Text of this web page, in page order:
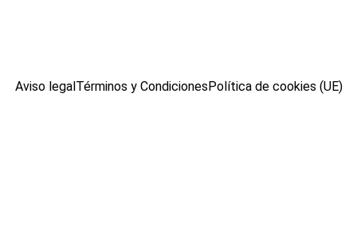
Aviso legalTérminos y CondicionesPolítica de cookies (UE)